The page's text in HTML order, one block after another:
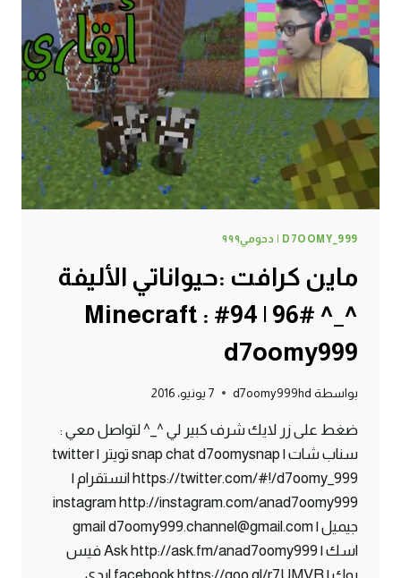
#97
|
97#
MINECRAFT
:
D7OOMY999
D7OOMY_999 | دحومي٩٩٩
ماين كرافت :حيواناتي الأليفة
^_^ #96 | 94# Minecraft :
d7oomy999
بواسطة d7oomy999hd 7 يونيو، 2016
ضغط على زر لايك شرف كبير لي ^_^ لتواصل معي :
سناب شات | snap chat d7oomysnap تويتر | twitter
https://twitter.com/#!/d7oomy_999 انستقرام |
instagram http://instagram.com/anad7oomy999
جيميل | gmail d7oomy999.channel@gmail.com
اسك | Ask http://ask.fm/anad7oomy999 فيس